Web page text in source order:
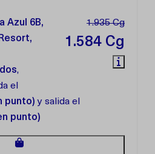
1.935 Cg
1.584 Cg
Azul 6B,
,
el
punto) y salida el
punto)